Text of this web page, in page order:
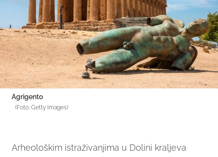
Agrigento
(Foto: Getty Images)
Arheološkim istraživanjima u Dolini kraljeva